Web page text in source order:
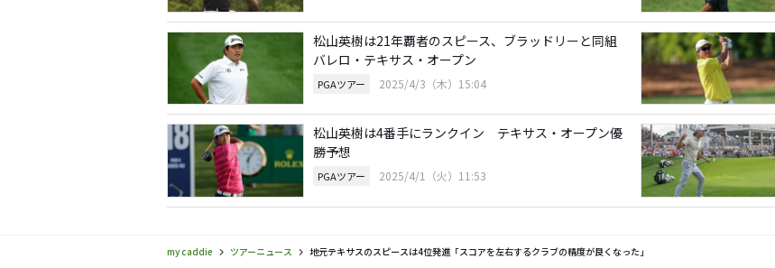
松山英樹は21年覇者のスピース、ブラッドリーと同組
バレロ・テキサス・オープン
PGAツアー 2025/4/3（木）15:04
松山英樹は4番手にランクイン テキサス・オープン優
勝予想
PGAツアー 2025/4/1（火）11:53
my caddie ツアーニュース 地元テキサスのスピースは4位発進「スコアを左右するクラブの精度が良くなった」